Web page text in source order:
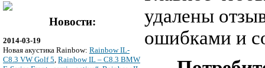
Новости:
2014-03-19
Новая акустика Rainbow: Rainbow IL-
C8.3 VW Golf 5, Rainbow IL – C8.3 BMW
удалены
ошибками и